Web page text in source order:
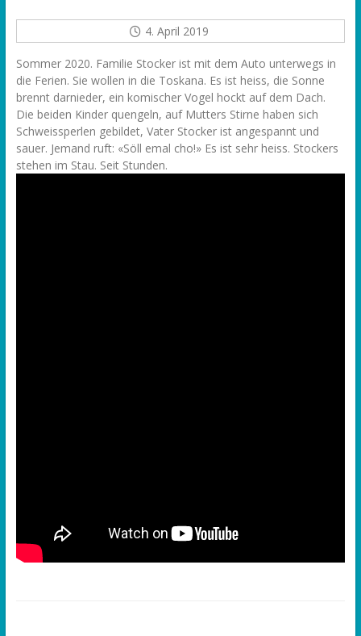
4. April 2019
Sommer 2020. Familie Stocker ist mit dem Auto unterwegs in
die Ferien. Sie wollen in die Toskana. Es ist heiss, die Sonne
brennt darnieder, ein komischer Vogel hockt auf dem Dach.
Die beiden Kinder quengeln, auf Mutters Stirne haben sich
Schweissperlen gebildet, Vater Stocker ist angespannt und
sauer. Jemand ruft: «Söll emal cho!» Es ist sehr heiss. Stockers
stehen im Stau. Seit Stunden.